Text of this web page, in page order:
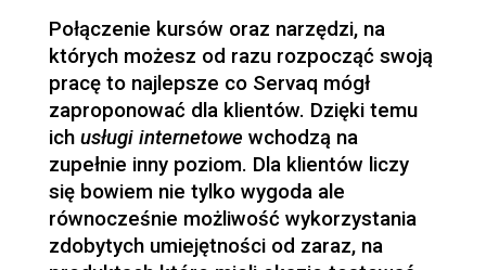
Połączenie kursów oraz narzędzi, na
których możesz od razu rozpocząć swoją
pracę to najlepsze co Servaq mógł
zaproponować dla klientów. Dzięki temu
ich usługi internetowe wchodzą na
zupełnie inny poziom. Dla klientów liczy
się bowiem nie tylko wygoda ale
równocześnie możliwość wykorzystania
zdobytych umiejętności od zaraz, na